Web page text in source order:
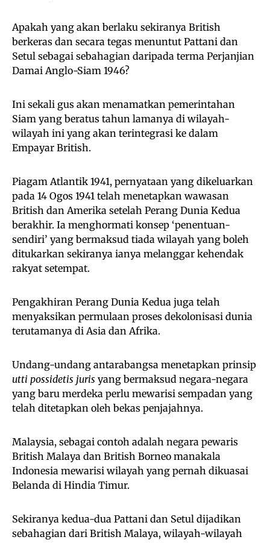
Apakah yang akan berlaku sekiranya British
berkeras dan secara tegas menuntut Pattani dan
Setul sebagai sebahagian daripada terma Perjanjian
Damai Anglo-Siam 1946?
Ini sekali gus akan menamatkan pemerintahan
Siam yang beratus tahun lamanya di wilayah-
wilayah ini yang akan terintegrasi ke dalam
Empayar British.
Piagam Atlantik 1941, pernyataan yang dikeluarkan
pada 14 Ogos 1941 telah menetapkan wawasan
British dan Amerika setelah Perang Dunia Kedua
berakhir. Ia menghormati konsep ‘penentuan-
sendiri’ yang bermaksud tiada wilayah yang boleh
ditukarkan sekiranya ianya melanggar kehendak
rakyat setempat.
Pengakhiran Perang Dunia Kedua juga telah
menyaksikan permulaan proses dekolonisasi dunia
terutamanya di Asia dan Afrika.
Undang-undang antarabangsa menetapkan prinsip
utti possidetis juris yang bermaksud negara-negara
yang baru merdeka perlu mewarisi sempadan yang
telah ditetapkan oleh bekas penjajahnya.
Malaysia, sebagai contoh adalah negara pewaris
British Malaya dan British Borneo manakala
Indonesia mewarisi wilayah yang pernah dikuasai
Belanda di Hindia Timur.
Sekiranya kedua-dua Pattani dan Setul dijadikan
sebahagian dari British Malaya, wilayah-wilayah